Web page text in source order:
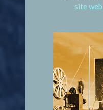
site web